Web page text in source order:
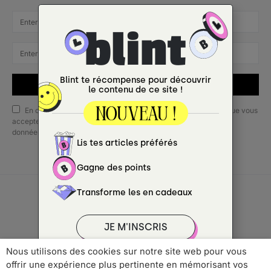
SUBSCRIBE
En cochant cette case, vous confirmez que vous avez lu et que vous
acceptez nos conditions d'utilisation concernant le stockage des
données soumises via ce formulaire.
Nous utilisons des cookies sur notre site web pour vous
offrir une expérience plus pertinente en mémorisant vos